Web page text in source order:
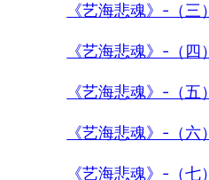
《艺海悲魂》-（三）
《艺海悲魂》-（四）
《艺海悲魂》-（五）
《艺海悲魂》-（六）
《艺海悲魂》-（七）